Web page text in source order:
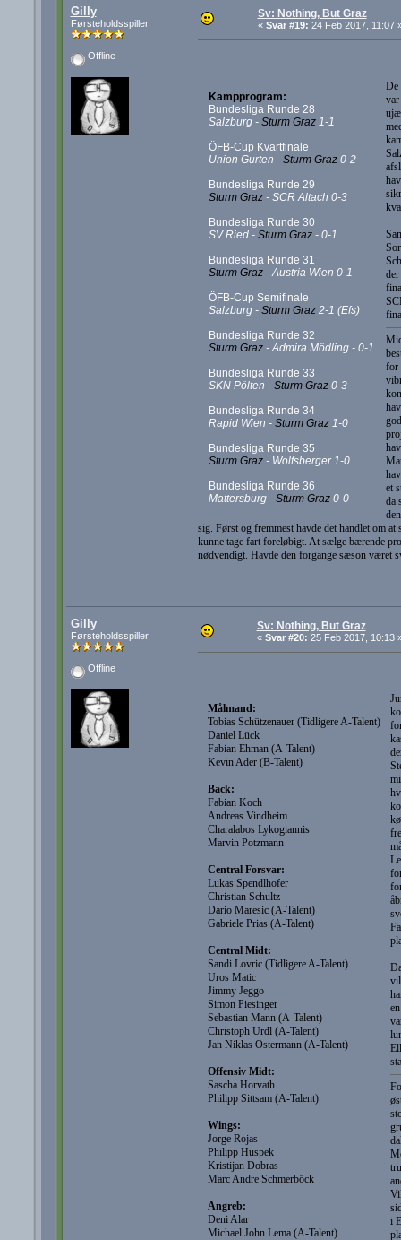
Gilly
Førsteholdsspiller
Offline
Sv: Nothing, But Graz
« Svar #19: 24 Feb 2017, 11:07
Kampprogram:
Bundesliga Runde 28
Salzburg -Sturm Graz 1-1
ÖFB-Cup Kvartfinale
Union Gurten -Sturm Graz 0-2
Bundesliga Runde 29
Sturm Graz - SCR Altach 0-3
Bundesliga Runde 30
SV Ried -Sturm Graz - 0-1
Bundesliga Runde 31
Sturm Graz - Austria Wien 0-1
ÖFB-Cup Semifinale
Salzburg -Sturm Graz 2-1 (Efs)
Bundesliga Runde 32
Sturm Graz - Admira Mödling - 0-1
Bundesliga Runde 33
SKN Pölten -Sturm Graz 0-3
Bundesliga Runde 34
Rapid Wien -Sturm Graz 1-0
Bundesliga Runde 35
Sturm Graz - Wolfsberger 1-0
Bundesliga Runde 36
Mattersburg -Sturm Graz 0-0
De
for
et
da
sig. Først og fremmest havde det handlet om
kunne tage fart foreløbigt. At sælge bærende
nødvendigt. Havde den forgange sæson været
Gilly
Førsteholdsspiller
Offline
Sv: Nothing, But Graz
« Svar #20: 25 Feb 2017, 10:13
Målmand:
Tobias Schützenauer (Tidligere A-Talent)
Daniel Lück
Fabian Ehman (A-Talent)
Kevin Ader (B-Talent)
Back:
Fabian Koch
Andreas Vindheim
Charalabos Lykogiannis
Marvin Potzmann
Central Forsvar:
Lukas Spendlhofer
Christian Schultz
Dario Maresic (A-Talent)
Gabriele Prias (A-Talent)
Central Midt:
Sandi Lovric (Tidligere A-Talent)
Uros Matic
Jimmy Jeggo
Simon Piesinger
Sebastian Mann (A-Talent)
Christoph Urdl (A-Talent)
Jan Niklas Ostermann (A-Talent)
Offensiv Midt:
Sascha Horvath
Philipp Sittsam (A-Talent)
Wings:
Jorge Rojas
Philipp Huspek
Kristijan Dobras
Marc Andre Schmerböck
Angreb:
Deni Alar
Michael John Lema (A-Talent)
i